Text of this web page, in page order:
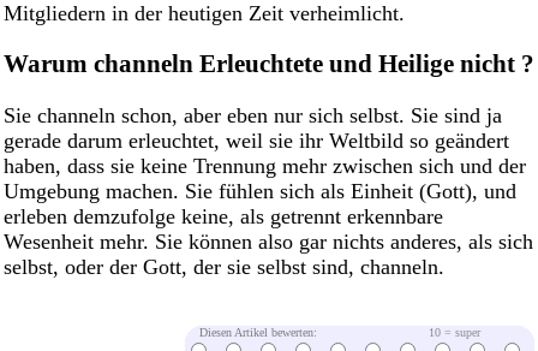
Mitgliedern in der heutigen Zeit verheimlicht.
Warum channeln Erleuchtete und Heilige nicht ?
Sie channeln schon, aber eben nur sich selbst. Sie sind ja
gerade darum erleuchtet, weil sie ihr Weltbild so geändert
haben, dass sie keine Trennung mehr zwischen sich und der
Umgebung machen. Sie fühlen sich als Einheit (Gott), und
erleben demzufolge keine, als getrennt erkennbare
Wesenheit mehr. Sie können also gar nichts anderes, als sich
selbst, oder der Gott, der sie selbst sind, channeln.
Diesen Artikel bewerten: 10 = super